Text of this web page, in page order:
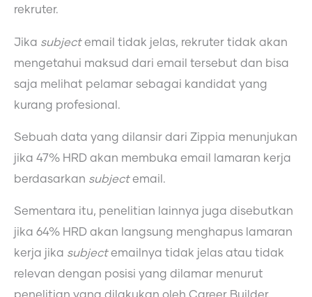
rekruter.
Jika subjectemail tidak jelas, rekruter tidak akan
mengetahui maksud dari email tersebut dan bisa
saja melihat pelamar sebagai kandidat yang
kurang profesional.
Sebuah data yang dilansir dari Zippia menunjukan
jika 47% HRD akan membuka email lamaran kerja
berdasarkan subjectemail.
Sementara itu, penelitian lainnya juga disebutkan
jika 64% HRD akan langsung menghapus lamaran
kerja jika subjectemailnya tidak jelas atau tidak
relevan dengan posisi yang dilamar menurut